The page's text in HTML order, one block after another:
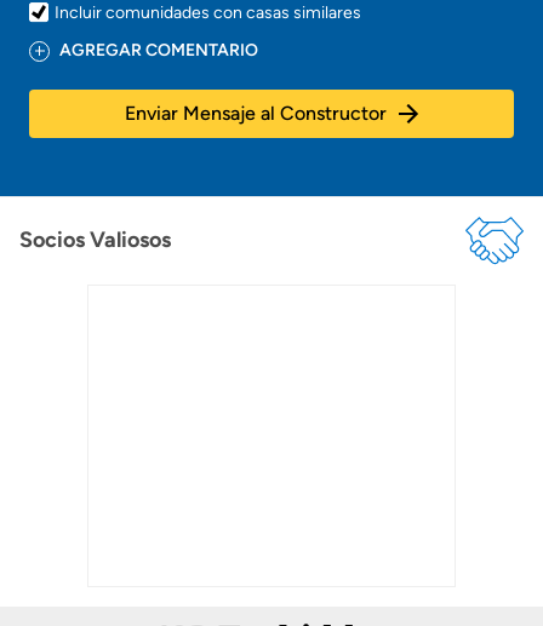
Incluir comunidades con casas similares
AGREGAR COMENTARIO
Enviar Mensaje al Constructor
Socios Valiosos